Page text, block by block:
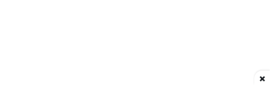
×